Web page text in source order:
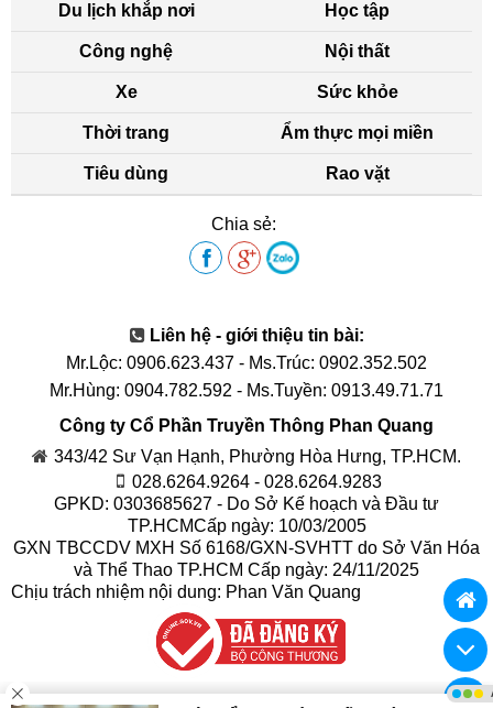
Du lịch khắp nơi Học tập
Công nghệ Nội thất
Xe Sức khỏe
Thời trang Ẩm thực mọi miền
Tiêu dùng Rao vặt
Chia sẻ:
Liên hệ - giới thiệu tin bài:
Mr.Lộc: 0906.623.437 - Ms.Trúc: 0902.352.502
Mr.Hùng: 0904.782.592 - Ms.Tuyền: 0913.49.71.71
Công ty Cổ Phần Truyền Thông Phan Quang
343/42 Sư Vạn Hạnh, Phường Hòa Hưng, TP.HCM.
028.6264.9264 - 028.6264.9283
GPKD: 0303685627 - Do Sở Kế hoạch và Đầu tư
TP.HCMCấp ngày: 10/03/2005
GXN TBCCDV MXH Số 6168/GXN-SVHTT do Sở Văn Hóa
và Thể Thao TP.HCM Cấp ngày: 24/11/2025
Chịu trách nhiệm nội dung: Phan Văn Quang